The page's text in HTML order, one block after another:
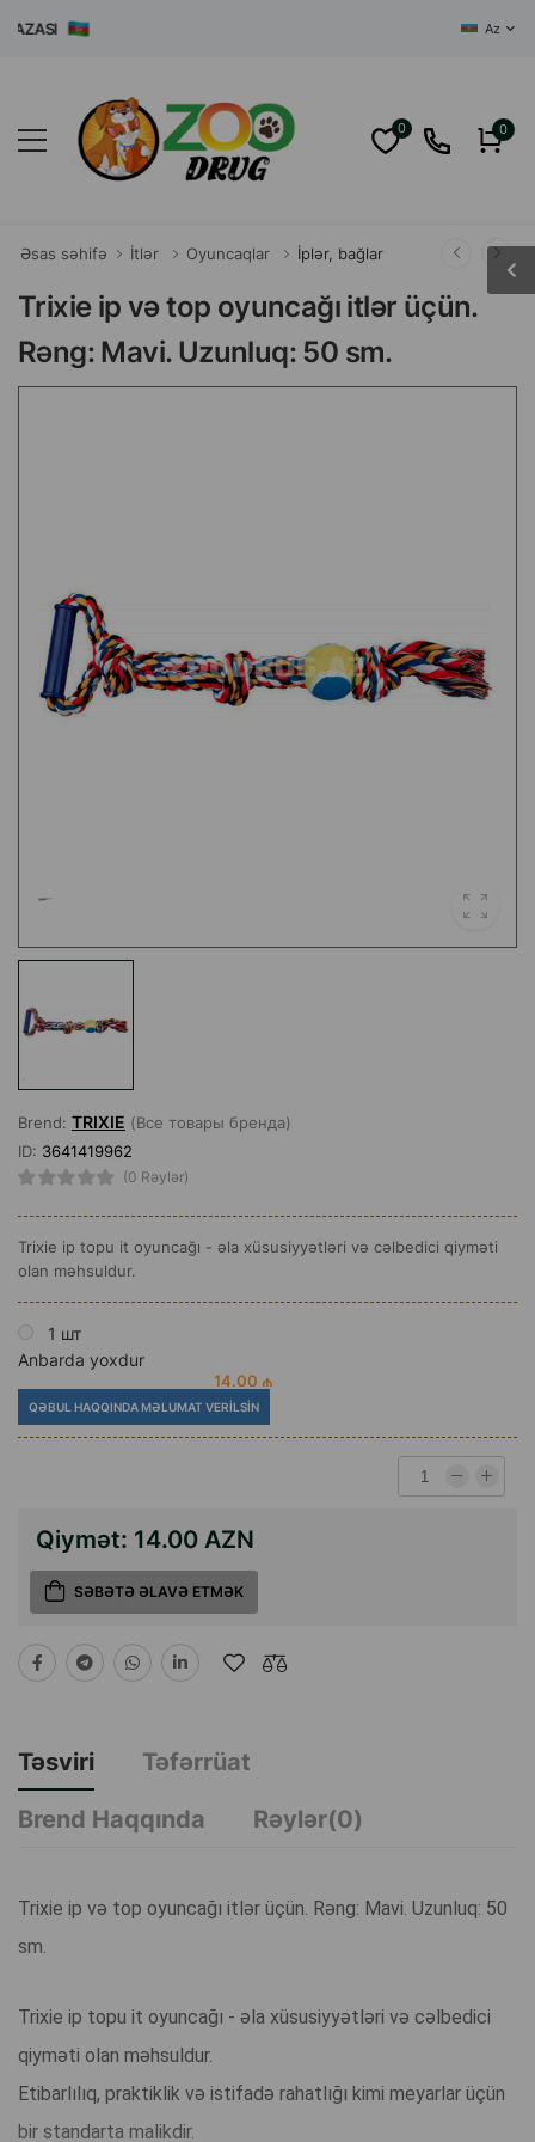
Az
0 0
Əsas səhifə İtlər Oyuncaqlar İplər, bağlar
Trixie ip və top oyuncağı itlər üçün.
Rəng: Mavi. Uzunluq: 50 sm.
Brend: TRIXIE (Все товары бренда)
ID: 3641419962
(0 Rəylər)
Trixie ip topu it oyuncağı - əla xüsusiyyətləri və cəlbedici qiyməti
olan məhsuldur.
1 шт
Anbarda yoxdur
14.00 ₼
QƏBUL HAQQINDA MƏLUMAT VERILSIN
Qiymət: 14.00 AZN
SƏBƏTƏ ƏLAVƏ ETMƏK
Təsviri
Təfərrüat
Brend Haqqında
Rəylər(0)
Trixie ip və top oyuncağı itlər üçün. Rəng: Mavi. Uzunluq: 50
sm.
Trixie ip topu it oyuncağı - əla xüsusiyyətləri və cəlbedici
qiyməti olan məhsuldur.
Etibarlılıq, praktiklik və istifadə rahatlığı kimi meyarlar üçün
bir standarta malikdir.